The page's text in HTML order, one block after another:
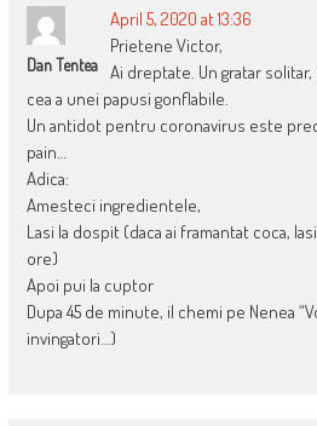
Dan Tentea
April 5, 2020 at 13:36
Prietene Victor,
Ai dreptate. Un gratar
cea a unei papusi gonflabile.
Un antidot pentru coronavirus este
pain…
Adica:
Amesteci ingredientele,
Lasi la dospit (daca ai framantat coca,
ore)
Apoi pui la cuptor
Dupa 45 de minute, il chemi pe Nenea
invingatori…)